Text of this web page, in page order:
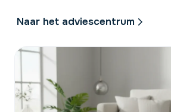
Naar het adviescentrum